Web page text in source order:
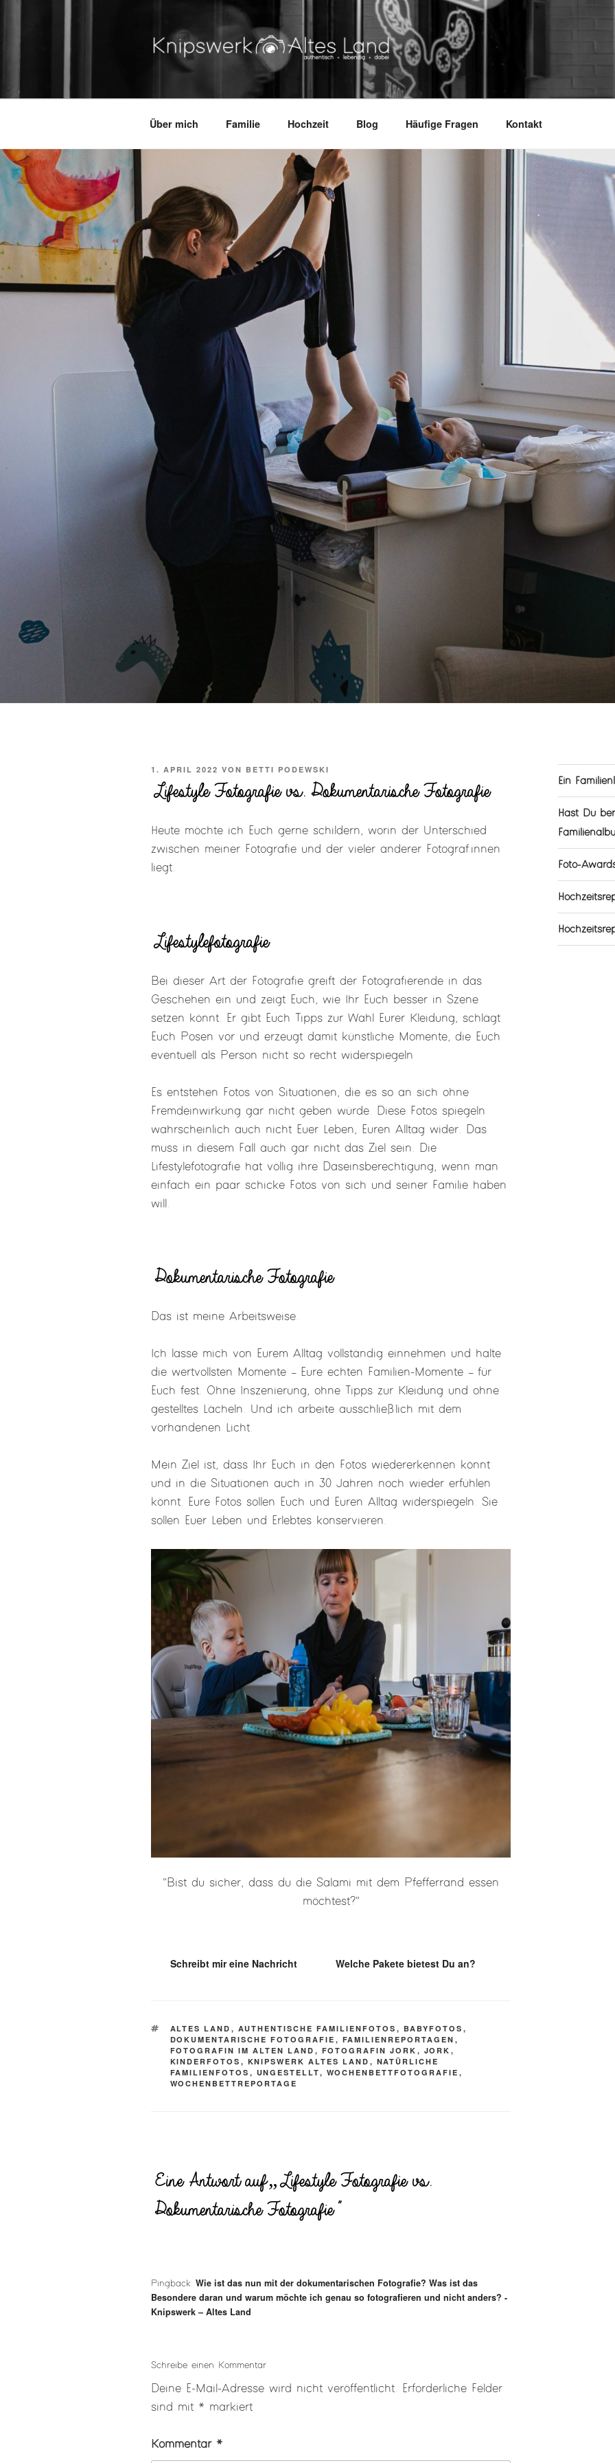
KNIPSWERK – ALTES LAND
authentisch. lebending. dabei.
Über mich Familie Hochzeit Blog Häufige Fragen Kontakt
VERÖFFENTLICHT
AM
1. APRIL 2022 VON BETTI PODEWSKI
Lifestyle Fotografie vs. Dokumentarische Fotografie
Heute möchte ich Euch gerne schildern, worin der Unterschied
zwischen meiner Fotografie und der vieler anderer Fotograf:innen
liegt.
Lifestylefotografie
Bei dieser Art der Fotografie greift der Fotografierende in das
Geschehen ein und zeigt Euch, wie Ihr Euch besser in Szene
setzen könnt. Er gibt Euch Tipps zur Wahl Eurer Kleidung, schlägt
Euch Posen vor und erzeugt damit künstliche Momente, die Euch
eventuell als Person nicht so recht widerspiegeln
Es entstehen Fotos von Situationen, die es so an sich ohne
Fremdeinwirkung gar nicht geben würde. Diese Fotos spiegeln
wahrscheinlich auch nicht Euer Leben, Euren Alltag wider. Das
muss in diesem Fall auch gar nicht das Ziel sein. Die
Lifestylefotografie hat völlig ihre Daseinsberechtigung, wenn man
einfach ein paar schicke Fotos von sich und seiner Familie haben
will.
Dokumentarische Fotografie
Das ist meine Arbeitsweise.
Ich lasse mich von Eurem Alltag vollständig einnehmen und halte
die wertvollsten Momente – Eure echten Familien-Momente – für
Euch fest. Ohne Inszenierung, ohne Tipps zur Kleidung und ohne
gestelltes Lächeln. Und ich arbeite ausschließlich mit dem
vorhandenen Licht.
Mein Ziel ist, dass Ihr Euch in den Fotos wiedererkennen könnt
und in die Situationen auch in 30 Jahren noch wieder erfühlen
könnt. Eure Fotos sollen Euch und Euren Alltag widerspiegeln. Sie
sollen Euer Leben und Erlebtes konservieren.
"Bist du sicher, dass du die Salami mit dem Pfefferrand essen
möchtest?"
Schreibt mir eine Nachricht Welche Pakete bietest Du an?
SCHLAGWÖRTER
ALTES LAND , AUTHENTISCHE FAMILIENFOTOS , BABYFOTOS ,
DOKUMENTARISCHE FOTOGRAFIE , FAMILIENREPORTAGEN ,
FOTOGRAFIN IM ALTEN LAND , FOTOGRAFIN JORK , JORK ,
KINDERFOTOS , KNIPSWERK ALTES LAND , NATÜRLICHE
FAMILIENFOTOS , UNGESTELLT, WOCHENBETTFOTOGRAFIE ,
WOCHENBETTREPORTAGE
Eine Antwort auf „Lifestyle Fotografie vs.
Dokumentarische Fotografie“
Pingback: Wie ist das nun mit der dokumentarischen Fotografie? Was ist das
Besondere daran und warum möchte ich genau so fotografieren und nicht anders? -
Knipswerk – Altes Land
Schreibe einen Kommentar
Deine E-Mail-Adresse wird nicht veröffentlicht.
Erforderliche Felder
sind mit * markiert
Kommentar *
Ein
Hast Du
Foto-